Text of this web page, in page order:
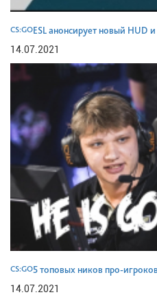
CS:GOESL анонсирует новый HUD
14.07.2021
CS:GO5 топовых ников про-
14.07.2021